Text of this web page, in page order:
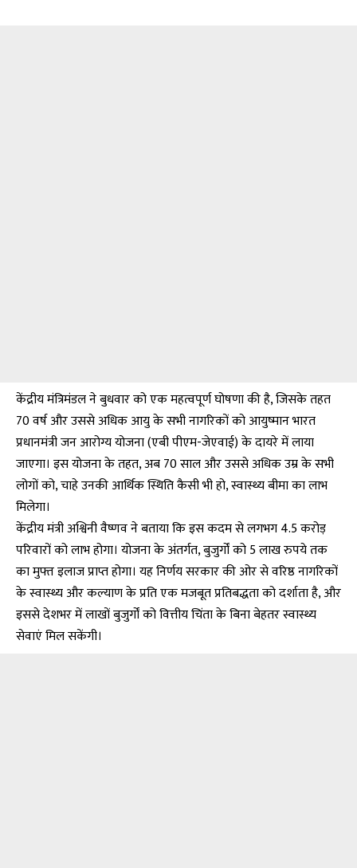
केंद्रीय मंत्रिमंडल ने बुधवार को एक महत्वपूर्ण घोषणा की है, जिसके तहत
70 वर्ष और उससे अधिक आयु के सभी नागरिकों को आयुष्मान भारत
प्रधानमंत्री जन आरोग्य योजना (एबी पीएम-जेएवाई) के दायरे में लाया
जाएगा। इस योजना के तहत, अब 70 साल और उससे अधिक उम्र के सभी
लोगों को, चाहे उनकी आर्थिक स्थिति कैसी भी हो, स्वास्थ्य बीमा का लाभ
मिलेगा।
केंद्रीय मंत्री अश्विनी वैष्णव ने बताया कि इस कदम से लगभग 4.5 करोड़
परिवारों को लाभ होगा। योजना के अंतर्गत, बुजुर्गों को 5 लाख रुपये तक
का मुफ्त इलाज प्राप्त होगा। यह निर्णय सरकार की ओर से वरिष्ठ नागरिकों
के स्वास्थ्य और कल्याण के प्रति एक मजबूत प्रतिबद्धता को दर्शाता है, और
इससे देशभर में लाखों बुजुर्गों को वित्तीय चिंता के बिना बेहतर स्वास्थ्य
सेवाएं मिल सकेंगी।